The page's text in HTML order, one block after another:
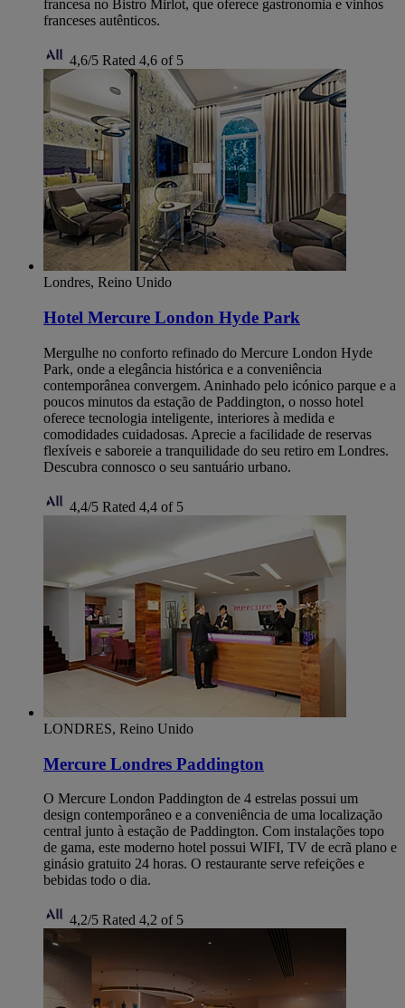
francesa no Bistro Mirlot, que oferece gastronomia e vinhos
franceses autênticos.
4,6/5 Rated 4,6 of 5
Londres, Reino Unido
Hotel Mercure London Hyde Park
Mergulhe no conforto refinado do Mercure London Hyde
Park, onde a elegância histórica e a conveniência
contemporânea convergem. Aninhado pelo icónico parque e a
poucos minutos da estação de Paddington, o nosso hotel
oferece tecnologia inteligente, interiores à medida e
comodidades cuidadosas. Aprecie a facilidade de reservas
flexíveis e saboreie a tranquilidade do seu retiro em Londres.
Descubra connosco o seu santuário urbano.
4,4/5 Rated 4,4 of 5
LONDRES, Reino Unido
Mercure Londres Paddington
O Mercure London Paddington de 4 estrelas possui um
design contemporâneo e a conveniência de uma localização
central junto à estação de Paddington. Com instalações topo
de gama, este moderno hotel possui WIFI, TV de ecrã plano e
ginásio gratuito 24 horas. O restaurante serve refeições e
bebidas todo o dia.
4,2/5 Rated 4,2 of 5